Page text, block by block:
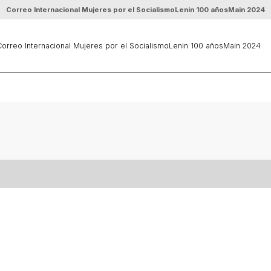
Correo Internacional Mujeres por el SocialismoLenin 100 añosMain 2024
Internacional Mujeres por el SocialismoLenin 100 añosMain 2024